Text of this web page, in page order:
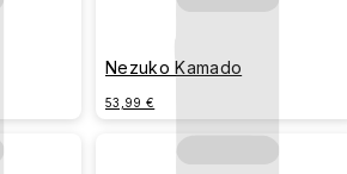
Nezuko Kamado
53,99 €